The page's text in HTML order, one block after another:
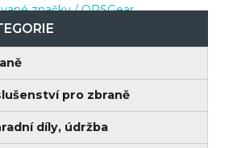
značky / OPSGear
pro zbraně
díly, údržba